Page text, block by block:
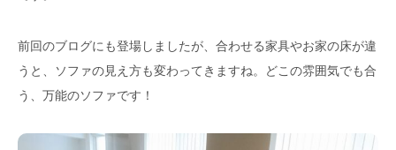
前回のブログにも登場しましたが、合わせる家具やお家の床が違
うと、ソファの見え方も変わってきますね。どこの雰囲気でも合
う、万能のソファです！